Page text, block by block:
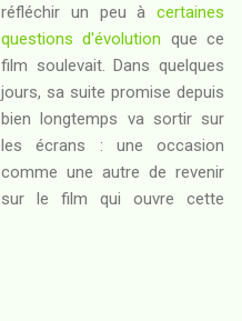
réfléchir un peu à certaines
questions d'évolution que ce
film soulevait. Dans quelques
jours, sa suite promise depuis
bien longtemps va sortir sur
les écrans : une occasion
comme une autre de revenir
sur le film qui ouvre cette